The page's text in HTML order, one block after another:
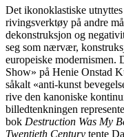
Det ikonoklastiske
rivingsverktøy på andre
dekonstruksjon og
seg som nærvær,
europeiske modernismen.
Show» på Henie Onstad
såkalt «anti-kunst
rive den kanoniske
billedtenkningen
bok Destruction Was My
Twentieth Century tente